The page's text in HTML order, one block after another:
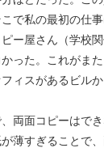
で私の最初の仕
ー屋さん（学校
った。これがま
ィスがあるビル
両面コピーはで
薄すぎることで